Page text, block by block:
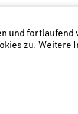
und
zu.